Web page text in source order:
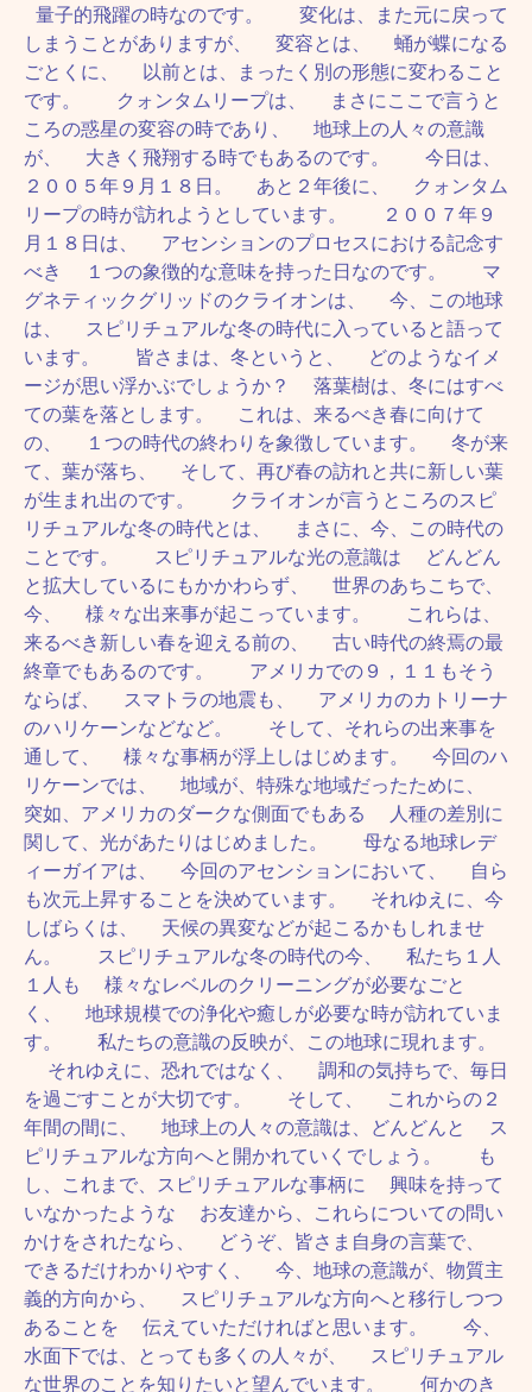
量子的飛躍の時なのです。 変化は、また元に戻って
しまうことがありますが、 変容とは、 蛹が蝶になる
ごとくに、 以前とは、まったく別の形態に変わること
です。 クォンタムリープは、 まさにここで言うと
ころの惑星の変容の時であり、 地球上の人々の意識
が、 大きく飛翔する時でもあるのです。 今日は、
２００５年９月１８日。 あと２年後に、 クォンタム
リープの時が訪れようとしています。 ２００７年９
月１８日は、 アセンションのプロセスにおける記念す
べき １つの象徴的な意味を持った日なのです。 マ
グネティックグリッドのクライオンは、 今、この地球
は、 スピリチュアルな冬の時代に入っていると語って
います。 皆さまは、冬というと、 どのようなイメ
ージが思い浮かぶでしょうか？ 落葉樹は、冬にはすべ
ての葉を落とします。 これは、来るべき春に向けて
の、 １つの時代の終わりを象徴しています。 冬が来
て、葉が落ち、 そして、再び春の訪れと共に新しい葉
が生まれ出のです。 クライオンが言うところのスピ
リチュアルな冬の時代とは、 まさに、今、この時代の
ことです。 スピリチュアルな光の意識は どんどん
と拡大しているにもかかわらず、 世界のあちこちで、
今、 様々な出来事が起こっています。 これらは、
来るべき新しい春を迎える前の、 古い時代の終焉の最
終章でもあるのです。 アメリカでの９，１１もそう
ならば、 スマトラの地震も、 アメリカのカトリーナ
のハリケーンなどなど。 そして、それらの出来事を
通して、 様々な事柄が浮上しはじめます。 今回のハ
リケーンでは、 地域が、特殊な地域だったために、
突如、アメリカのダークな側面でもある 人種の差別に
関して、光があたりはじめました。 母なる地球レデ
ィーガイアは、 今回のアセンションにおいて、 自ら
も次元上昇することを決めています。 それゆえに、今
しばらくは、 天候の異変などが起こるかもしれませ
ん。 スピリチュアルな冬の時代の今、 私たち１人
１人も 様々なレベルのクリーニングが必要なごと
く、 地球規模での浄化や癒しが必要な時が訪れていま
す。 私たちの意識の反映が、この地球に現れます。
それゆえに、恐れではなく、 調和の気持ちで、毎日
を過ごすことが大切です。 そして、 これからの２
年間の間に、 地球上の人々の意識は、どんどんと ス
ピリチュアルな方向へと開かれていくでしょう。 も
し、これまで、スピリチュアルな事柄に 興味を持って
いなかったような お友達から、これらについての問い
かけをされたなら、 どうぞ、皆さま自身の言葉で、
できるだけわかりやすく、 今、地球の意識が、物質主
義的方向から、 スピリチュアルな方向へと移行しつつ
あることを 伝えていただければと思います。 今、
水面下では、とっても多くの人々が、 スピリチュアル
な世界のことを知りたいと望んでいます。 何かのき